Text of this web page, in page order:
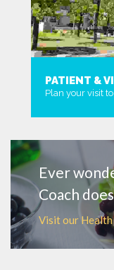
PATIENT &
Plan your visit
Ever
Coach
Visit our Health